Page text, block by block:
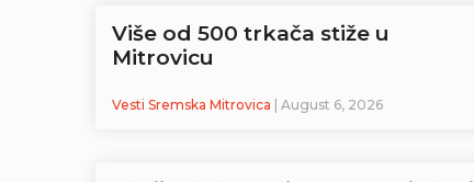
Više od 500 trkača stiže u
Mitrovicu
Vesti Sremska Mitrovica | August 6, 2026